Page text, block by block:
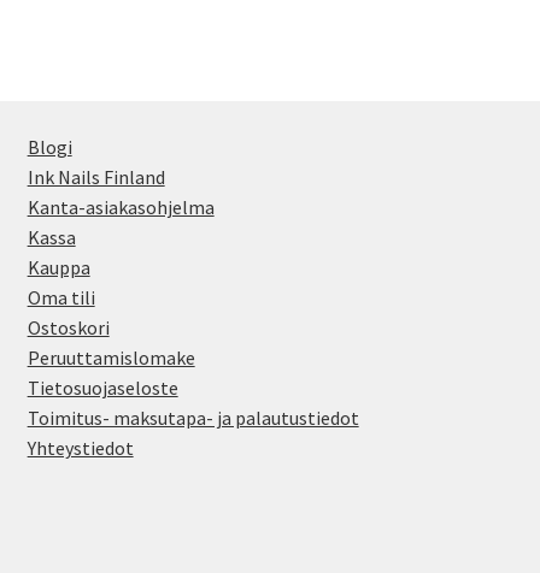
Blogi
Ink Nails Finland
Kanta-asiakasohjelma
Kassa
Kauppa
Oma tili
Ostoskori
Peruuttamislomake
Tietosuojaseloste
Toimitus- maksutapa- ja palautustiedot
Yhteystiedot